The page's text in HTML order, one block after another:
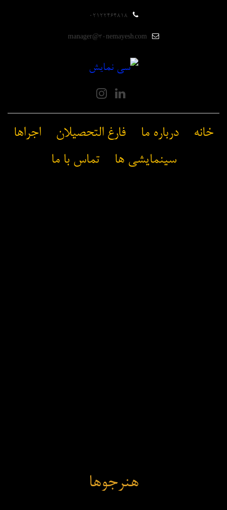
۰۲۱۲۲۴۶۴۸۱۸
manager@30nemayesh.com
خانه درباره ما فارغ التحصیلان
اجراها
سینمایشی ها
تماس با ما
هنرجوها